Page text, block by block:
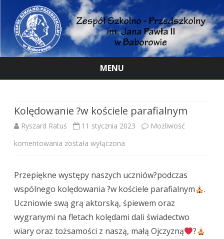
MENU
Kolędowanie ?w kościele parafialnym
Ryszard Ratuś 11 stycznia 2023
Możliwość
komentowania Kolędowanie
w
kościele
parafialnym
została wyłączona
Przepiękne występy naszych uczniów?podczas
wspólnego kolędowania ?w kościele parafialnym
.
Uczniowie swą grą aktorską, śpiewem oraz
wygranymi na fletach kolędami dali świadectwo
wiary oraz tożsamości z naszą, małą Ojczyzną
?